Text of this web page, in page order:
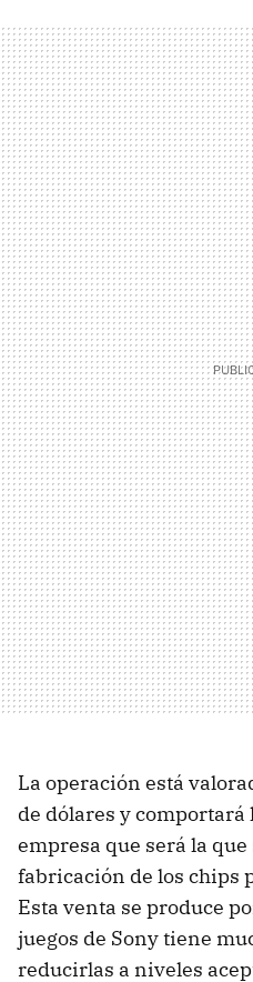
La operación está
de dólares y comportará
empresa que será la
fabricación de los chips
Esta venta se produce
juegos de Sony tiene
reducirlas a niveles